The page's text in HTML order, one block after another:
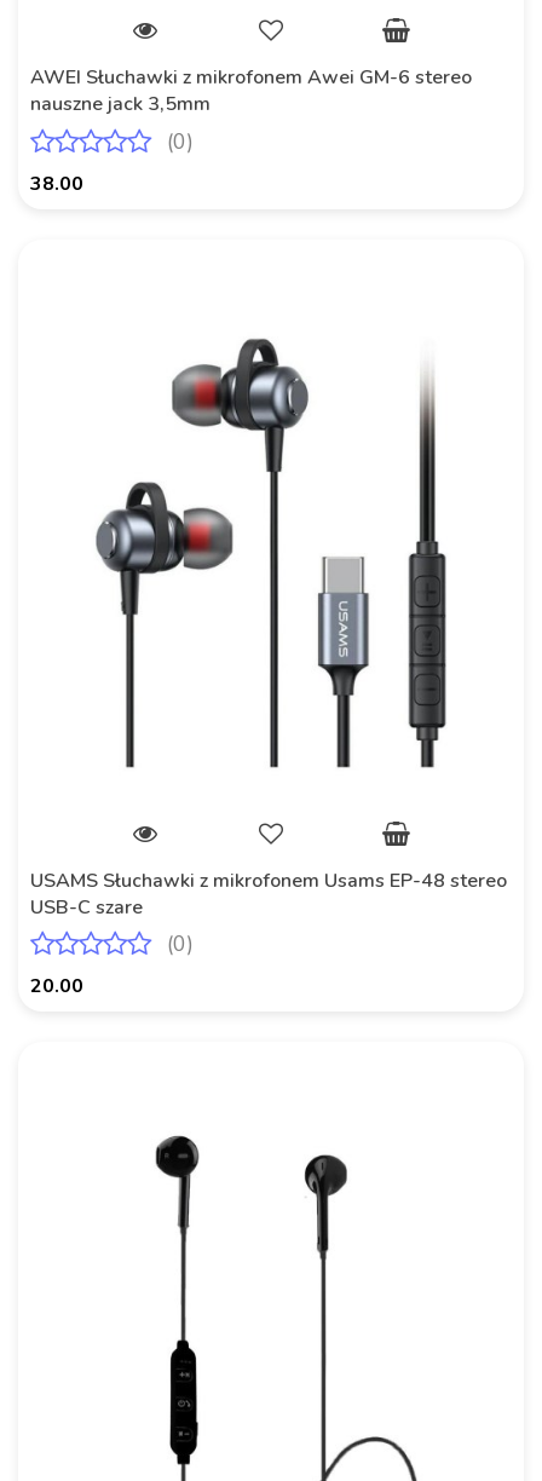
AWEI Słuchawki z mikrofonem Awei GM-6 stereo
nauszne jack 3,5mm
(0)
38.00
USAMS Słuchawki z mikrofonem Usams EP-48 stereo
USB-C szare
(0)
20.00